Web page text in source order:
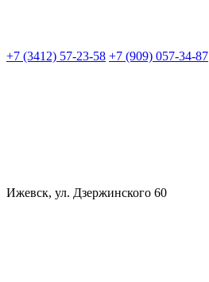
+7 (3412) 57-23-58 +7 (909) 057-34-87
Ижевск, ул. Дзержинского 60